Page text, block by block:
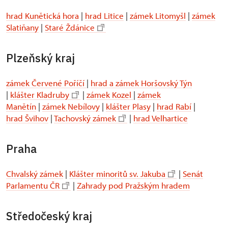
hrad Kunětická hora | hrad Litice | zámek Litomyšl | zámek
Slatiňany | Staré Ždánice
Plzeňský kraj
zámek Červené Poříčí | hrad a zámek Horšovský Týn
| klášter Kladruby | zámek Kozel | zámek
Manětín | zámek Nebílovy | klášter Plasy | hrad Rabí |
hrad Švihov |Tachovský zámek | hrad Velhartice
Praha
Chvalský zámek | Klášter minoritů sv. Jakuba | Senát
Parlamentu ČR
| Zahrady pod Pražským hradem
Středočeský kraj